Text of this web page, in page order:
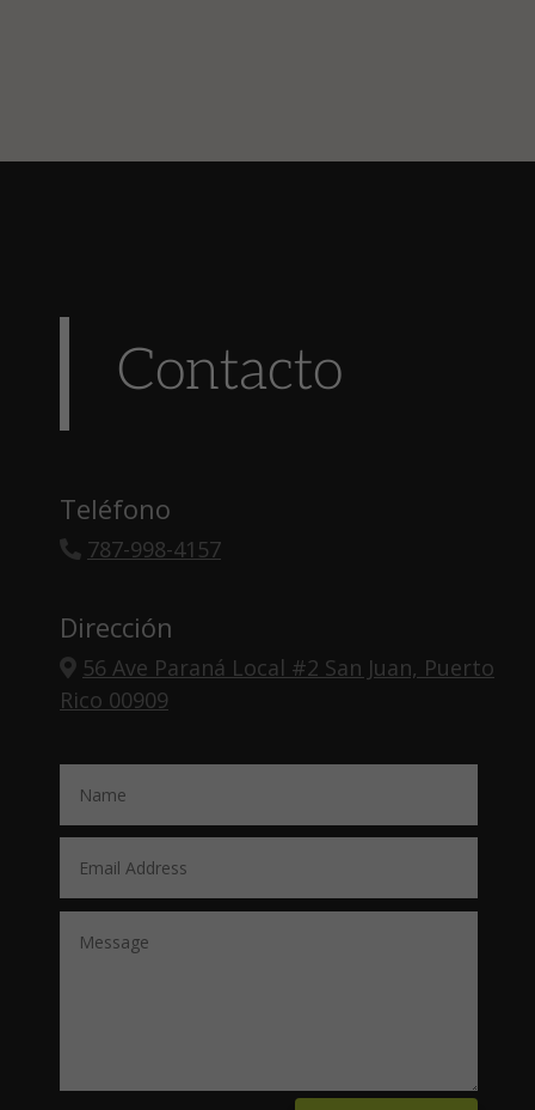
Contacto
Teléfono
787-998-4157
Dirección
56 Ave Paraná Local #2 San Juan, Puerto
Rico 00909